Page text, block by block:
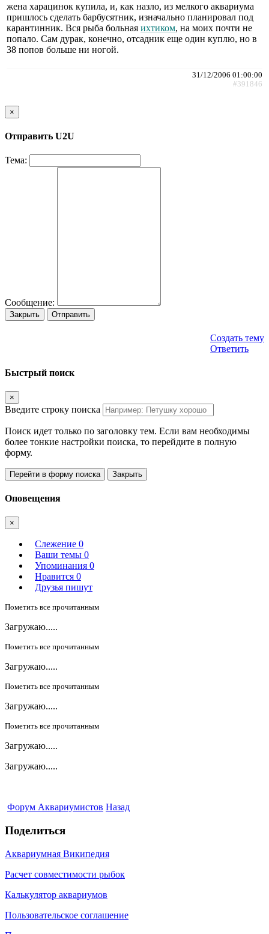
жена харацинок купила, и, как назло, из мелкого аквариума
пришлось сделать барбусятник, изначально планировал под
карантинник. Вся рыба больная ихтиком, на моих почти не
попало. Сам дурак, конечно, отсадник еще один куплю, но в
38 попов больше ни ногой.
31/12/2006 01:00:00
#391846
×
Отправить U2U
Тема:
Сообщение:
Закрыть Отправить
Создать тему
Ответить
Быстрый поиск
×
Введите строку поиска
Поиск идет только по заголовку тем. Если вам необходимы
более тонкие настройки поиска, то перейдите в полную
форму.
Перейти в форму поиска Закрыть
Оповещения
×
Слежение 0
Ваши темы 0
Упоминания 0
Нравится 0
Друзья пишут
Пометить все прочитанным
Загружаю.....
Пометить все прочитанным
Загружаю.....
Пометить все прочитанным
Загружаю.....
Пометить все прочитанным
Загружаю.....
Загружаю.....
Форум Аквариумистов Назад
Поделиться
Аквариумная Википедия
Расчет совместимости рыбок
Калькулятор аквариумов
Пользовательское соглашение